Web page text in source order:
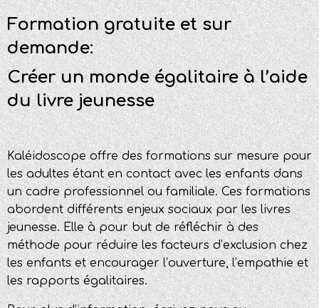
Formation gratuite et sur
demande:
Créer un monde égalitaire à l’aide
du livre jeunesse
Kaléidoscope offre des formations sur mesure pour
les adultes étant en contact avec les enfants dans
un cadre professionnel ou familiale. Ces formations
abordent différents enjeux sociaux par les livres
jeunesse. Elle à pour but de réfléchir à des
méthode pour réduire les facteurs d’exclusion chez
les enfants et encourager l’ouverture, l’empathie et
les rapports égalitaires.